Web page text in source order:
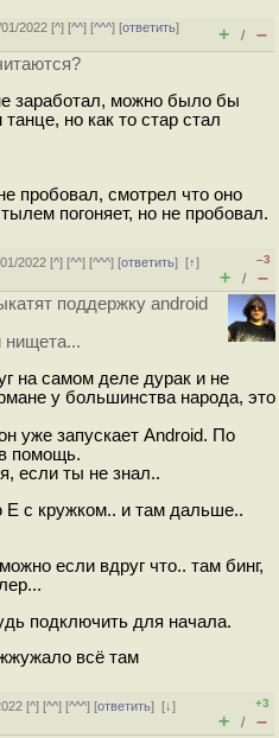
2022 [^] [^^] [^^^] [ответить]
+ / –
заработал, можно было бы
но как то стар стал
пробовал, смотрел что оно
погоняет, но не пробовал.
2022 [^] [^^] [^^^] [ответить][↑]
–3
+ / –
поддержку android
нищета...
на самом деле дурак и не
у большинства народа, это
уже запускает Android. По
помощь.
если ты не знал..
Е с кружком.. и там дальше..
если вдруг что.. там бинг,
подключить для начала.
всё там
[^] [^^] [^^^] [ответить][↓]
+3
+ / –